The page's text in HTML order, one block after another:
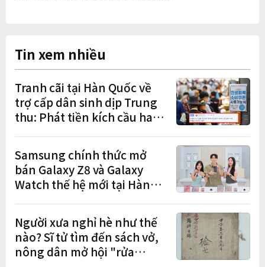
Tin xem nhiều
Tranh cãi tại Hàn Quốc về
trợ cấp dân sinh dịp Trung
thu: Phát tiền kích cầu hay
Samsung chính thức mở
bán Galaxy Z8 và Galaxy
Watch thế hệ mới tại Hàn
đơn đặt trước
Người xưa nghỉ hè như thế
nào? Sĩ tử tìm đến sách vở,
nông dân mở hội "rửa